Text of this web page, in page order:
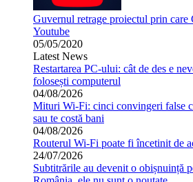
Guvernul retrage proiectul prin care
Youtube
05/05/2020
Latest News
Restartarea PC-ului: cât de des e
folosești computerul
04/08/2026
Mituri Wi-Fi: cinci convingeri false
sau te costă bani
04/08/2026
Routerul Wi-Fi poate fi încetinit de
24/07/2026
Subtitrările au devenit o obișnuință